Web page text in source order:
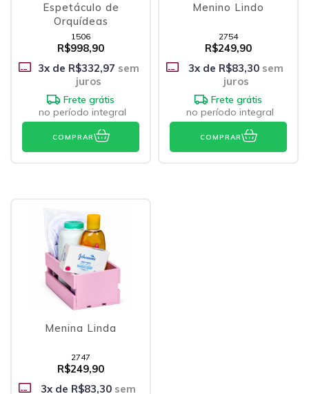
Espetáculo de
Orquídeas
1506
R$998,90
3x de R$332,97 sem
juros
Frete grátis
no período integral
COMPRAR
Menino Lindo
2754
R$249,90
3x de R$83,30 sem
juros
Frete grátis
no período integral
COMPRAR
Menina Linda
2747
R$249,90
3x de R$83,30 sem